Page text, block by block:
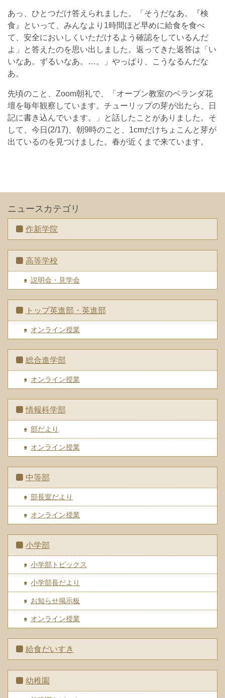
あっ、ひとつだけ答えられました。「そうだなあ。『検
食』といって、みんなより1時間ほど早めに給食を食べ
て、安全においしくいただけるよう確認をしているんだ
よ」と答えたのを思い出しました。返ってきた返答は「い
いなあ。ずるいなあ。…。」やっぱり、こうなるんだな
あ。
先頃のこと、Zoom朝礼で、「オープン教室のベランダ花
壇を毎年観察しています。チューリップの芽が出たら、日
記に書き込んでいます。」と話したことがありました。そ
して、今日(2/17)、朝9時のこと、1cmだけちょこんと芽が
出ているのを見つけました。春が近くまで来ています。
ニュースカテゴリ
作新学院
高等学校
説明会・見学会
トップ英進部・英進部
オンライン授業
総合進学部
オンライン授業
情報科学部
部だより
オンライン授業
中等部
部長室だより
オンライン授業
小学部
小学部トピックス
小学部長だより
お知らせ掲示板
オンライン授業
給食だいすき
幼稚園